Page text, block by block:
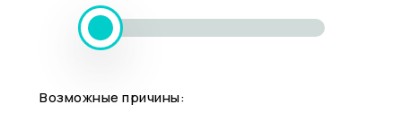
Возможные причины: